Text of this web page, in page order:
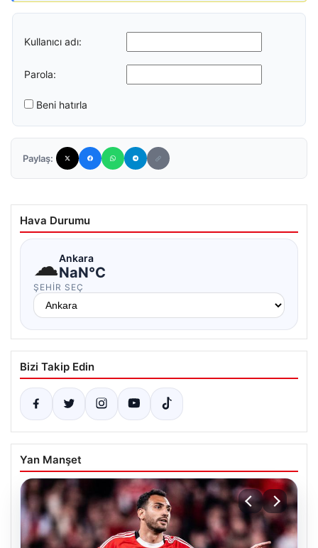
Kullanıcı adı:
Parola:
Beni hatırla
Paylaş:
Hava Durumu
☁Ankara
NaN°C
ŞEHIR SEÇ
Bizi Takip Edin
Yan Manşet